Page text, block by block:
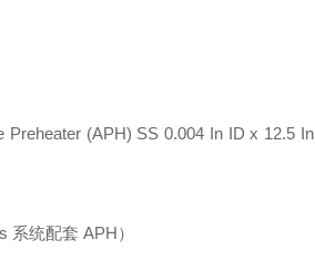
(APH) SS 0.004 In ID x 12.5 In
统配套 APH）